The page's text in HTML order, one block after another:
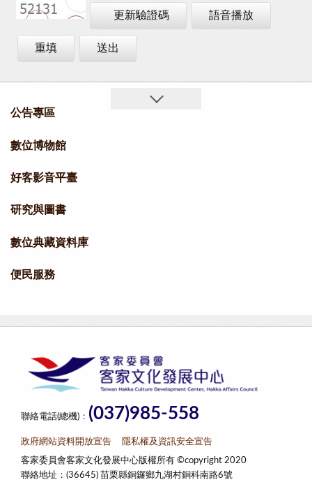
更新驗證碼 語音播放
重填 送出
公告專區
數位博物館
好客影音平臺
研究與圖書
數位典藏資料庫
便民服務
聯絡電話(總機)： (037)985-558
政府網站資料開放宣告 隱私權及資訊安全宣告
客家委員會客家文化發展中心版權所有 ©copyright 2020
聯絡地址：(36645) 苗栗縣銅鑼鄉九湖村銅科南路6號